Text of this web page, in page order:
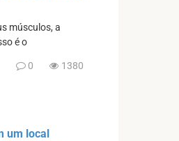
músculos, a
é o
0 1380
um local